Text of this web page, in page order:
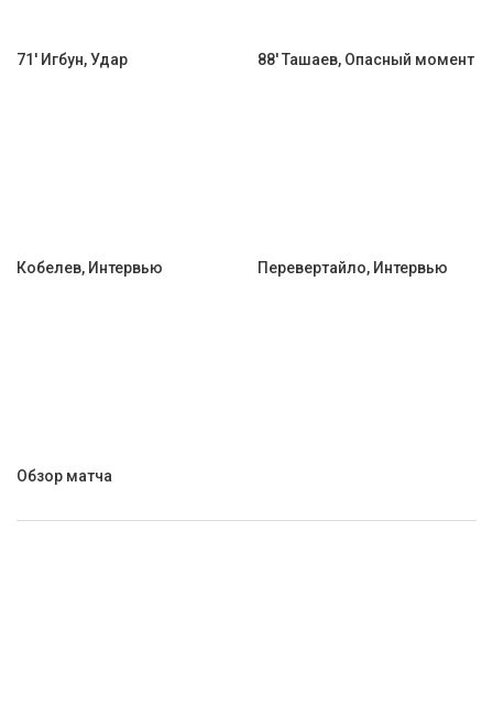
71' Игбун, Удар 88' Ташаев, Опасный момент
Кобелев, Интервью Перевертайло, Интервью
Обзор матча